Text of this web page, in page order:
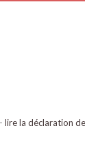
lire la déclaration